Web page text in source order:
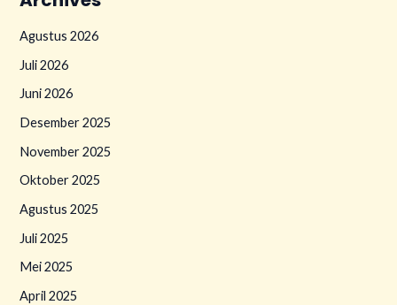
Agustus 2026
Juli 2026
Juni 2026
Desember 2025
November 2025
Oktober 2025
Agustus 2025
Juli 2025
Mei 2025
April 2025